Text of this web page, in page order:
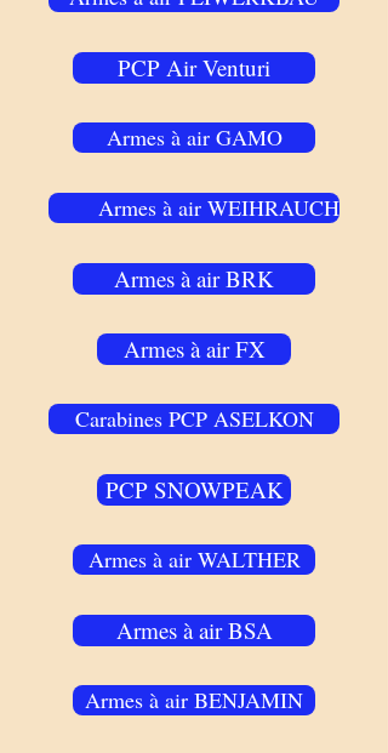
PCP Air Venturi
Armes à air GAMO
Armes à air WEIHRAUCH
Armes à air BRK
Armes à air FX
Carabines PCP ASELKON
PCP SNOWPEAK
Armes à air WALTHER
Armes à air BSA
Armes à air BENJAMIN